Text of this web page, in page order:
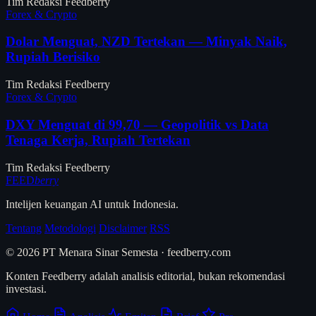
Forex & Crypto
Dolar Menguat, NZD Tertekan — Minyak Naik,
Rupiah Berisiko
Tim Redaksi Feedberry
Forex & Crypto
DXY Menguat di 99,70 — Geopolitik vs Data
Tenaga Kerja, Rupiah Tertekan
Tim Redaksi Feedberry
FEEDberry
Intelijen keuangan AI untuk Indonesia.
Tentang Metodologi Disclaimer RSS
© 2026 PT Menara Sinar Semesta · feedberry.com
Konten Feedberry adalah analisis editorial, bukan rekomendasi
investasi.